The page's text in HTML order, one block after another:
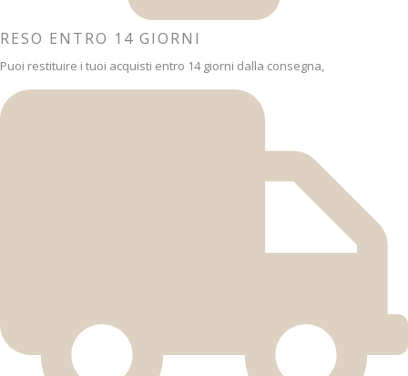
RESO ENTRO 14 GIORNI
Puoi restituire i tuoi acquisti entro 14 giorni dalla consegna,